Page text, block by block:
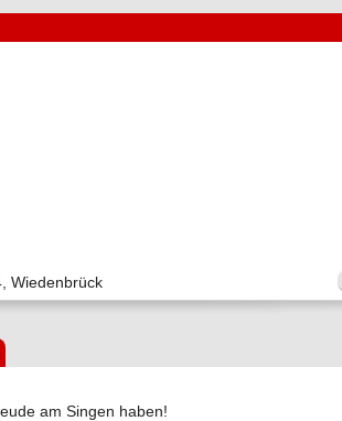
Wiedenbrück
am Singen haben!